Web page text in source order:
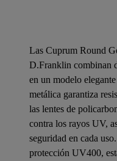
Las Cuprum Round
D.Franklin combinan
en un modelo
metálica garantiza
las lentes de
contra los rayos UV,
seguridad en cada
protección UV400,